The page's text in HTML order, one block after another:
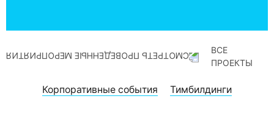
ВСЕ
ПРОЕКТЫ
Корпоративные события Тимбилдинги